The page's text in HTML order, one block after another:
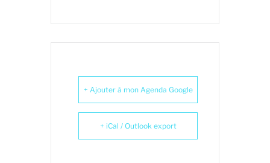
+ Ajouter à mon Agenda Google
+ iCal / Outlook export